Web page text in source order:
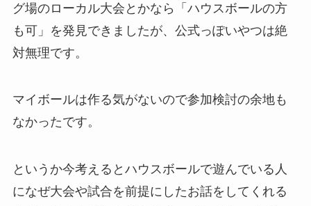
グ場のローカル大会とかなら「ハウスボールの方
も可」を発見できましたが、公式っぽいやつは絶
対無理です。
マイボールは作る気がないので参加検討の余地も
なかったです。
というか今考えるとハウスボールで遊んでいる人
になぜ大会や試合を前提にしたお話をしてくれる